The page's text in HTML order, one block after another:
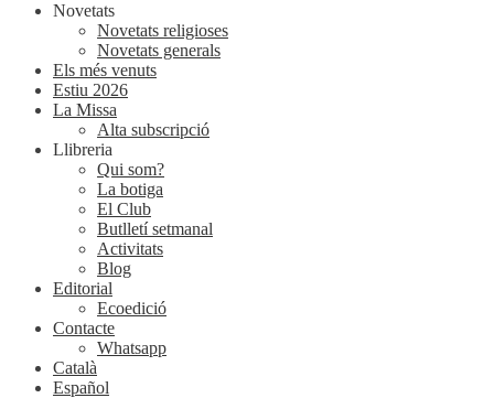
Novetats
Novetats religioses
Novetats generals
Els més venuts
Estiu 2026
La Missa
Alta subscripció
Llibreria
Qui som?
La botiga
El Club
Butlletí setmanal
Activitats
Blog
Editorial
Ecoedició
Contacte
Whatsapp
Català
Español